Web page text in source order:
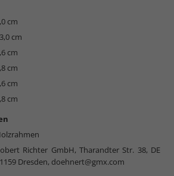
cm
cm
cm
cm
cm
cm
Richter GmbH, Tharandter Str. 38, DE
Dresden, doehnert@gmx.com